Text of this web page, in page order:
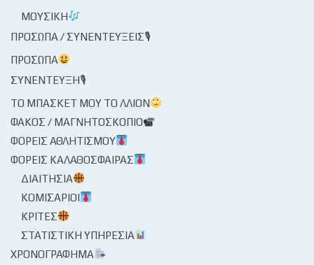
ΜΟΥΣΙΚΉ
ΠΡΌΣΩΠΑ / ΣΥΝΕΝΤΕΎΞΕΙΣ🎙
ΠΡΌΣΩΠΑ
ΣΥΝΈΝΤΕΥΞΗ🎙
ΤΟ ΜΠΆΣΚΕΤ ΜΟΥ ΤΟ ΛΛΊΟΝ
ΦΑΚΌΣ / ΜΑΓΝΗΤΟΣΚΌΠΙΟ
ΦΟΡΕΊΣ ΑΘΛΗΤΙΣΜΟΎ
ΦΟΡΕΊΣ ΚΑΛΑΘΌΣΦΑΙΡΑΣ
ΔΙΑΙΤΗΣΊΑ
ΚΟΜΙΣΆΡΙΟΙ
ΚΡΙΤΈΣ
ΣΤΑΤΙΣΤΙΚΉ ΥΠΗΡΕΣΊΑ
ΧΡΟΝΟΓΡΆΦΗΜΑ